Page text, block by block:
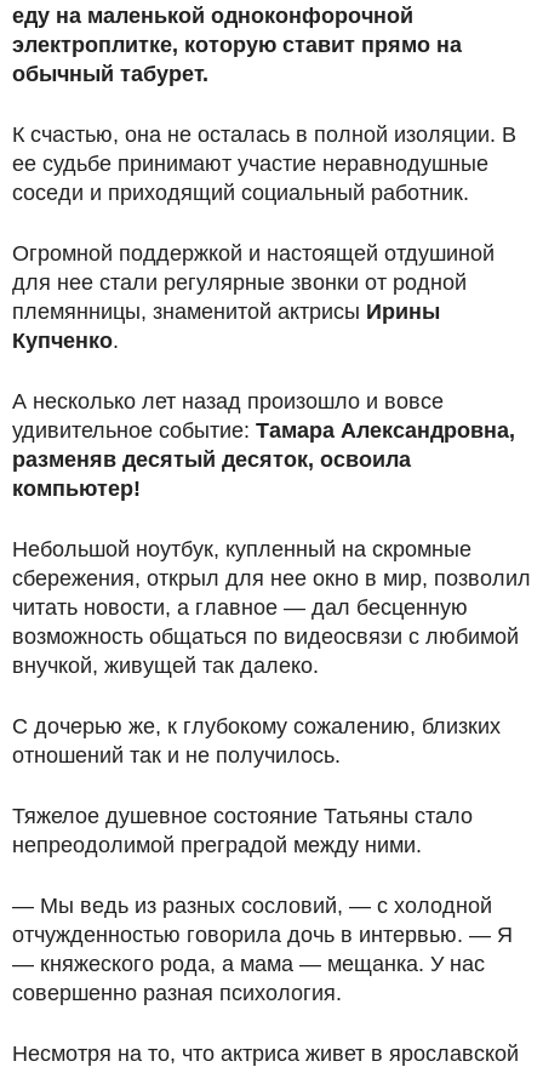
еду на маленькой одноконфорочной
электроплитке, которую ставит прямо на
обычный табурет.
К счастью, она не осталась в полной изоляции. В
ее судьбе принимают участие неравнодушные
соседи и приходящий социальный работник.
Огромной поддержкой и настоящей отдушиной
для нее стали регулярные звонки от родной
племянницы, знаменитой актрисы Ирины
Купченко.
А несколько лет назад произошло и вовсе
удивительное событие: Тамара Александровна,
разменяв десятый десяток, освоила
компьютер!
Небольшой ноутбук, купленный на скромные
сбережения, открыл для нее окно в мир, позволил
читать новости, а главное — дал бесценную
возможность общаться по видеосвязи с любимой
внучкой, живущей так далеко.
С дочерью же, к глубокому сожалению, близких
отношений так и не получилось.
Тяжелое душевное состояние Татьяны стало
непреодолимой преградой между ними.
— Мы ведь из разных сословий, — с холодной
отчужденностью говорила дочь в интервью. — Я
— княжеского рода, а мама — мещанка. У нас
совершенно разная психология.
Несмотря на то, что актриса живет в ярославской